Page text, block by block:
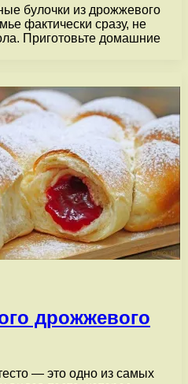
булочки из дрожжевого
фактически сразу, не
Приготовьте домашние
дрожжевого
— это одно из самых